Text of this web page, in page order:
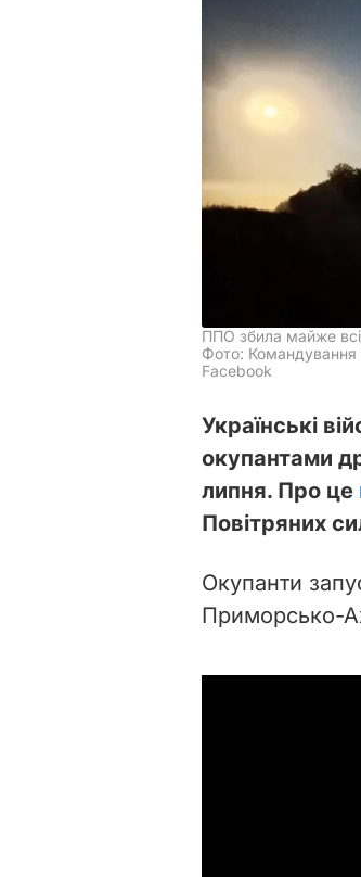
ППО збила майже всі
Фото: Командування
Facebook
Українські
окупантами
липня. Про це
Повітряних
Окупанти
Приморсько-